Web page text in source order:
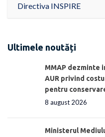
Directiva INSPIRE
Ultimele noutăți
MMAP dezminte
AUR privind
pentru
8 august 2026
Ministerul